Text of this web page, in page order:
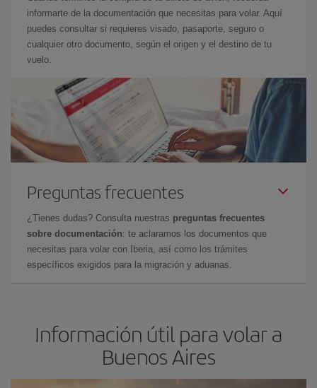
informarte de la documentación que necesitas para volar. Aquí
puedes consultar si requieres visado, pasaporte, seguro o
cualquier otro documento, según el origen y el destino de tu
vuelo.
Preguntas frecuentes
¿Tienes dudas? Consulta nuestras preguntas frecuentes
sobre documentación: te aclaramos los documentos que
necesitas para volar con Iberia, así como los trámites
específicos exigidos para la migración y aduanas.
Información útil para volar a
Buenos Aires